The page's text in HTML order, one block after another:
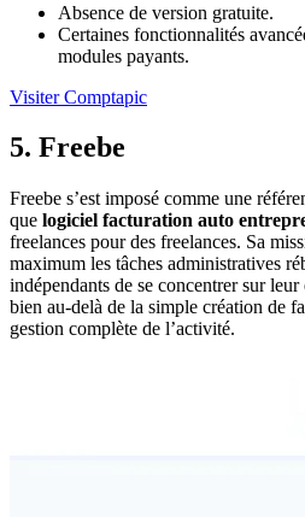
Absence de version gratuite.
Certaines fonctionnalités
modules payants.
Visiter Comptapic
5. Freebe
Freebe s’est imposé comme une
que logiciel facturation auto
freelances pour des freelances. Sa
maximum les tâches administratives
indépendants de se concentrer sur
bien au-delà de la simple création de
gestion complète de l’activité.